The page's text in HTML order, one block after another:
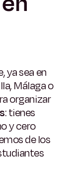
ya sea en
Málaga o
organizar
: tienes
y cero
de los